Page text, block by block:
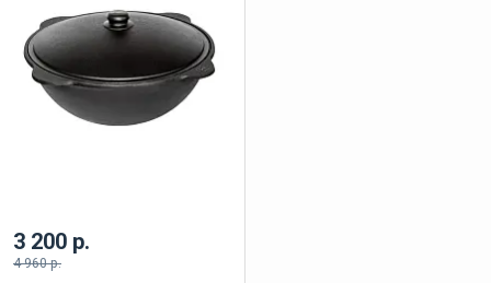
3 200 р.
4 960 р.